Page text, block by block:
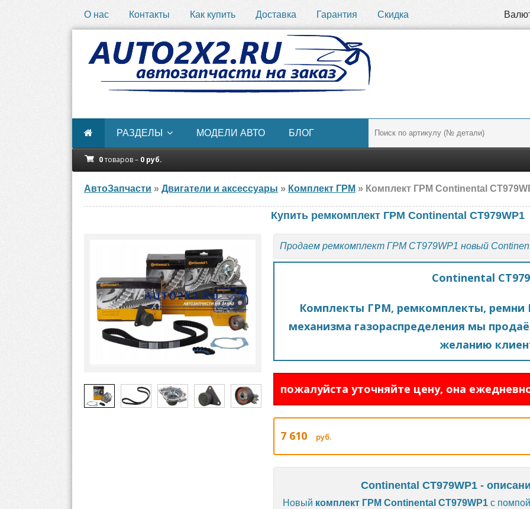
О нас Контакты Как купить Доставка Гарантия Скидка
РАЗДЕЛЫ МОДЕЛИ АВТО БЛОГ
0товаров – 0 руб.
АвтоЗапчасти » Двигатели и аксессуары » Комплект ГРМ » Комплект ГРМ Continental
Купить ремкомплект ГРМ Continental CT979WP1
Продаем ремкомплект ГРМ CT979WP1 новый
Continental
Комплекты ГРМ, ремкомплекты, ремни
механизма газораспределения мы
желанию
пожалуйста уточняйте цену, она
7 610 руб.
Continental CT979WP1 -
Новый комплект ГРМ Continental CT979WP1 с